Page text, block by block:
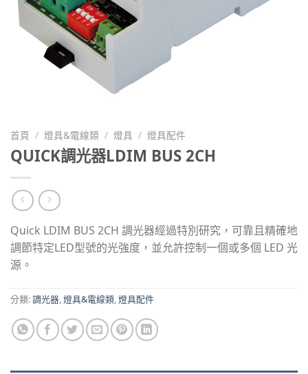
首頁 / 燈具&電線類 / 燈具 / 燈具配件
QUICK調光器LDIM BUS 2CH
Quick LDIM BUS 2CH 調光器經過特別研究，可靠且精確地
調節特定LED型號的光強度，並允許控制一個或多個 LED 光
源。
分類:調光器,燈具&電線類,燈具配件